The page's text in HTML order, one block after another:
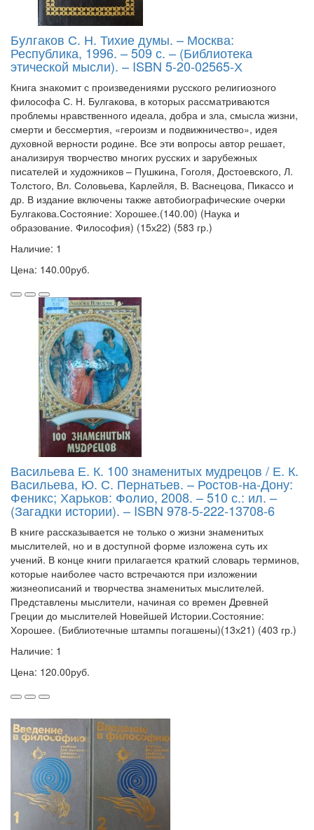
Булгаков С. Н. Тихие думы. – Москва:
Республика, 1996. – 509 с. – (Библиотека
этической мысли). – ISBN 5-20-02565-Х
Книга знакомит с произведениями русского религиозного
философа С. Н. Булгакова, в которых рассматриваются
проблемы нравственного идеала, добра и зла, смысла жизни,
смерти и бессмертия, «героизм и подвижничество», идея
духовной верности родине. Все эти вопросы автор решает,
анализируя творчество многих русских и зарубежных
писателей и художников – Пушкина, Гоголя, Достоевского, Л.
Толстого, Вл. Соловьева, Карлейля, В. Васнецова, Пикассо и
др. В издание включены также автобиографические очерки
Булгакова.Состояние: Хорошее.(140.00) (Наука и
образование. Философия) (15х22) (583 гр.)
Наличие: 1
Цена: 140.00руб.
Васильева Е. К. 100 знаменитых мудрецов / Е. К.
Васильева, Ю. С. Пернатьев. – Ростов-на-Дону:
Феникс; Харьков: Фолио, 2008. – 510 с.: ил. –
(Загадки истории). – ISBN 978-5-222-13708-6
В книге рассказывается не только о жизни знаменитых
мыслителей, но и в доступной форме изложена суть их
учений. В конце книги прилагается краткий словарь терминов,
которые наиболее часто встречаются при изложении
жизнеописаний и творчества знаменитых мыслителей.
Представлены мыслители, начиная со времен Древней
Греции до мыслителей Новейшей Истории.Состояние:
Хорошее. (Библиотечные штампы погашены)(13х21) (403 гр.)
Наличие: 1
Цена: 120.00руб.